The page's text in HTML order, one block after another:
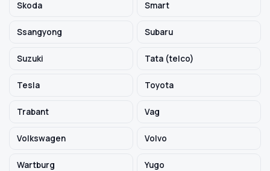
Skoda Smart
Ssangyong Subaru
Suzuki Tata (telco)
Tesla Toyota
Trabant Vag
Volkswagen Volvo
Wartburg Yugo